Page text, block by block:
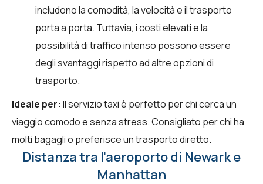
includono la comodità, la velocità e il trasporto
porta a porta. Tuttavia, i costi elevati e la
possibilità di traffico intenso possono essere
degli svantaggi rispetto ad altre opzioni di
trasporto.
Ideale per: Il servizio taxi è perfetto per chi cerca un
viaggio comodo e senza stress. Consigliato per chi ha
molti bagagli o preferisce un trasporto diretto.
Distanza tra l'aeroporto di Newark e
Manhattan